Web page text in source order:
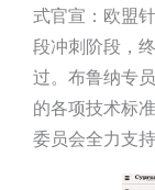
式官宣：欧盟
段冲刺阶段，
过。布鲁纳专
的各项技术标
委员会全力支